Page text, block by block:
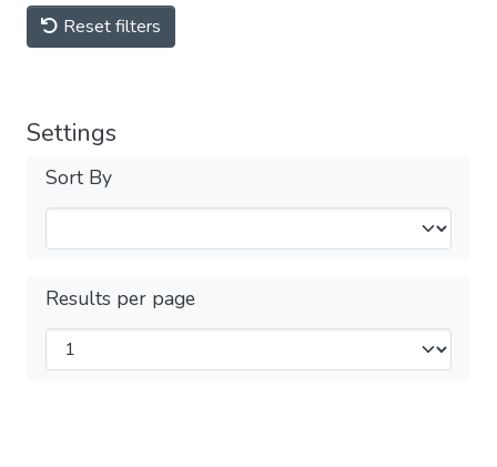
Reset filters
Settings
Sort By
Results per page